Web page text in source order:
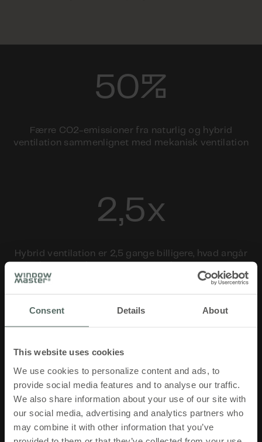
Consent Details About
This website uses cookies
We use cookies to personalize content and ads, to
provide social media features and to analyse our traffic.
We also share information about your use of our site with
our social media, advertising and analytics partners who
may combine it with other information that you’ve
50%
Færre CO2-emissioner fra naturlig og hybrid
ventilation sammenlignet med mekanisk ventilation
2,5x
Hybrid ventilation er 2,5 gange billigere, hvad angår
5x
Hybrid ventilation er 5 gange billigere, hvad angår
kapitalomkostninger, vedligeholdelse og
driftsomkostninger sammenlignet med mekanisk
ventilation